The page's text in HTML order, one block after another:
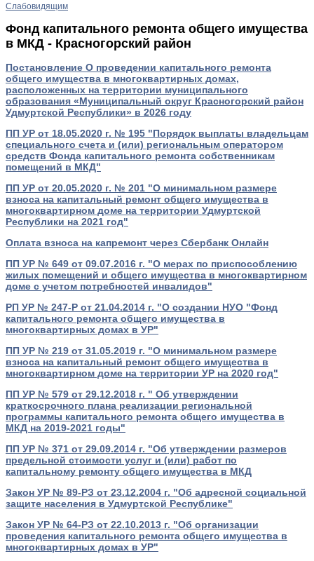
Слабовидящим
Фонд капитального ремонта общего имущества
в МКД - Красногорский район
Постановление О проведении капитального ремонта
общего имущества в многоквартирных домах,
расположенных на территории муниципального
образования «Муниципальный округ Красногорский район
Удмуртской Республики» в 2026 году
ПП УР от 18.05.2020 г. № 195 "Порядок выплаты владельцам
специального счета и (или) региональным оператором
средств Фонда капитального ремонта собственникам
помещений в МКД"
ПП УР от 20.05.2020 г. № 201 "О минимальном размере
взноса на капитальный ремонт общего имущества в
многоквартирном доме на территории Удмуртской
Республики на 2021 год"
Оплата взноса на капремонт через Сбербанк Онлайн
ПП УР № 649 от 09.07.2016 г. "О мерах по приспособлению
жилых помещений и общего имущества в многоквартирном
доме с учетом потребностей инвалидов"
РП УР № 247-Р от 21.04.2014 г. "О создании НУО "Фонд
капитального ремонта общего имущества в
многоквартирных домах в УР"
ПП УР № 219 от 31.05.2019 г. "О минимальном размере
взноса на капитальный ремонт общего имущества в
многоквартирном доме на территории УР на 2020 год"
ПП УР № 579 от 29.12.2018 г. " Об утверждении
краткосрочного плана реализации региональной
программы капитального ремонта общего имущества в
МКД на 2019-2021 годы"
ПП УР № 371 от 29.09.2014 г. "Об утверждении размеров
предельной стоимости услуг и (или) работ по
капитальному ремонту общего имущества в МКД
Закон УР № 89-РЗ от 23.12.2004 г. "Об адресной социальной
защите населения в Удмуртской Республике"
Закон УР № 64-РЗ от 22.10.2013 г. "Об организации
проведения капитального ремонта общего имущества в
многоквартирных домах в УР"